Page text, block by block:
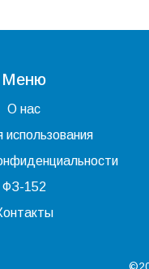
Меню
О нас
использования
ФЗ-152